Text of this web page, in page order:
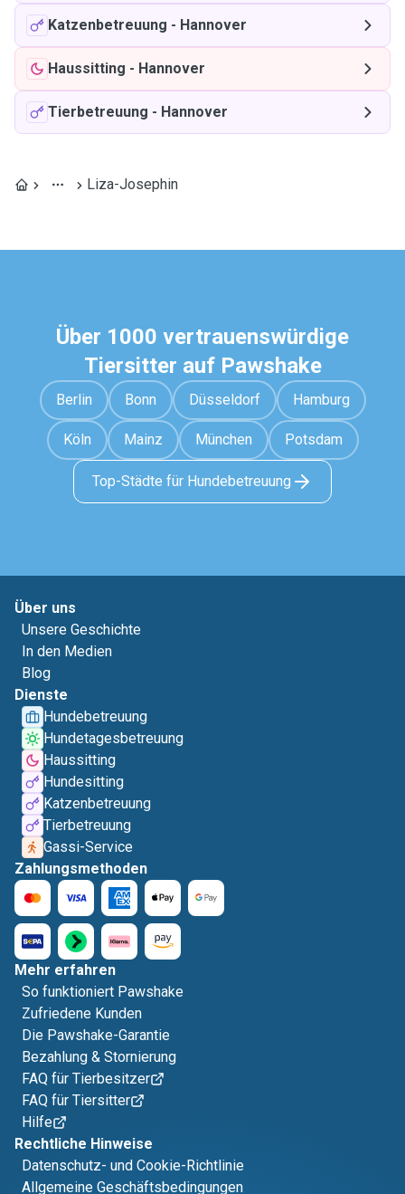
Katzenbetreuung - Hannover
Haussitting - Hannover
Tierbetreuung - Hannover
Liza-Josephin
Über 1000 vertrauenswürdige
Tiersitter auf Pawshake
Berlin Bonn Düsseldorf Hamburg
Köln Mainz München Potsdam
Top-Städte für Hundebetreuung
Über uns
Unsere Geschichte
In den Medien
Blog
Dienste
Hundebetreuung
Hundetagesbetreuung
Haussitting
Hundesitting
Katzenbetreuung
Tierbetreuung
Gassi-Service
Zahlungsmethoden
Mehr erfahren
So funktioniert Pawshake
Zufriedene Kunden
Die Pawshake-Garantie
Bezahlung & Stornierung
FAQ für Tierbesitzer
FAQ für Tiersitter
Hilfe
Rechtliche Hinweise
Datenschutz- und Cookie-Richtlinie
Allgemeine Geschäftsbedingungen